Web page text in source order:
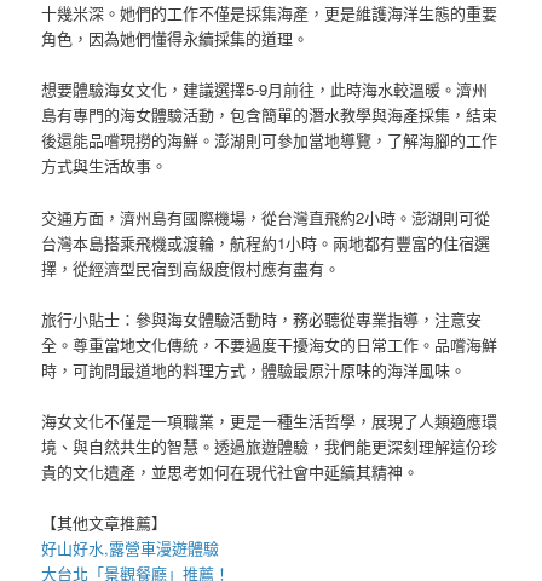
十幾米深。她們的工作不僅是採集海產，更是維護海洋生態的重要
角色，因為她們懂得永續採集的道理。
想要體驗海女文化，建議選擇5-9月前往，此時海水較溫暖。濟州
島有專門的海女體驗活動，包含簡單的潛水教學與海產採集，結束
後還能品嚐現撈的海鮮。澎湖則可參加當地導覽，了解海腳的工作
方式與生活故事。
交通方面，濟州島有國際機場，從台灣直飛約2小時。澎湖則可從
台灣本島搭乘飛機或渡輪，航程約1小時。兩地都有豐富的住宿選
擇，從經濟型民宿到高級度假村應有盡有。
旅行小貼士：參與海女體驗活動時，務必聽從專業指導，注意安
全。尊重當地文化傳統，不要過度干擾海女的日常工作。品嚐海鮮
時，可詢問最道地的料理方式，體驗最原汁原味的海洋風味。
海女文化不僅是一項職業，更是一種生活哲學，展現了人類適應環
境、與自然共生的智慧。透過旅遊體驗，我們能更深刻理解這份珍
貴的文化遺產，並思考如何在現代社會中延續其精神。
【其他文章推薦】
好山好水,露營車漫遊體驗
大台北「景觀餐廳」推薦！